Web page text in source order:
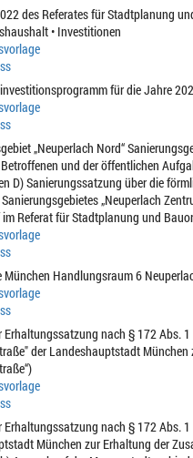
des Referates für Stadtplanung
• Investitionen
für die Jahre
„Neuperlach Nord“
und der öffentlichen
D) Sanierungssatzung über die
„Neuperlach
Referat für Stadtplanung und
München Handlungsraum 6
Erhaltungssatzung nach § 172 Abs.
der Landeshauptstadt
Erhaltungssatzung nach § 172 Abs.
München zur Erhaltung der